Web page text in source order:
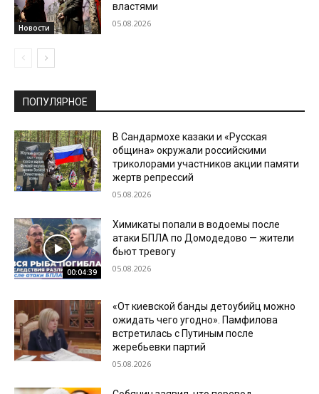
Новости
властями
05.08.2026
ПОПУЛЯРНОЕ
В Сандармохе казаки и «Русская
община» окружали российскими
триколорами участников акции памяти
жертв репрессий
05.08.2026
00:04:39
Химикаты попали в водоемы после
атаки БПЛА по Домодедово — жители
бьют тревогу
05.08.2026
«От киевской банды детоубийц можно
ожидать чего угодно». Памфилова
встретилась с Путиным после
жеребьевки партий
05.08.2026